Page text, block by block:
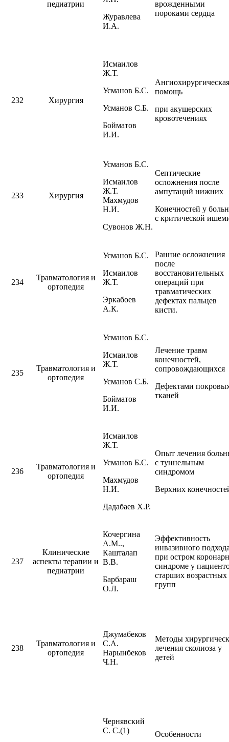
педиатрии
Журавлева
И.А.
врожденными
пороками сердца
232 Хирургия
Исмаилов
Ж.Т.
Усманов Б.С.
Усманов С.Б.
Бойматов
И.И.
Ангиохирургическая
помощь
при акушерских
кровотечениях
233 Хирургия
Усманов Б.С.
Исмаилов
Ж.Т.
Махмудов
Н.И.
Сувонов Ж.Н.
Септические
осложнения после
ампутаций нижних
Конечностей у
с критической
234
Травматология и
ортопедия
Усманов Б.С.
Исмаилов
Ж.Т.
Эркабоев
А.К.
Ранние осложнения
после
восстановительных
операций при
травматических
дефектах пальцев
кисти.
235
Травматология и
ортопедия
Усманов Б.С.
Исмаилов
Ж.Т.
Усманов С.Б.
Бойматов
И.И.
Лечение травм
конечностей,
сопровождающихся
Дефектами
тканей
236
Травматология и
ортопедия
Исмаилов
Ж.Т.
Усманов Б.С.
Махмудов
Н.И.
Дадабаев Х.Р.
Опыт лечения
с туннельным
синдромом
Верхних
237
Клинические
аспекты терапии и
педиатрии
Кочергина
А.М..,
Кашталап
В.В.
Барбараш
О.Л.
Эффективность
инвазивного
при остром
синдроме у
старших возрастных
групп
238
Травматология и
ортопедия
Джумабеков
С.А.
Нарынбеков
Ч.Н.
Методы
лечения сколиоза у
детей
Чернявский
С. С.(1)
Особенности